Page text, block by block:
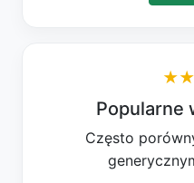
Popularne
Często